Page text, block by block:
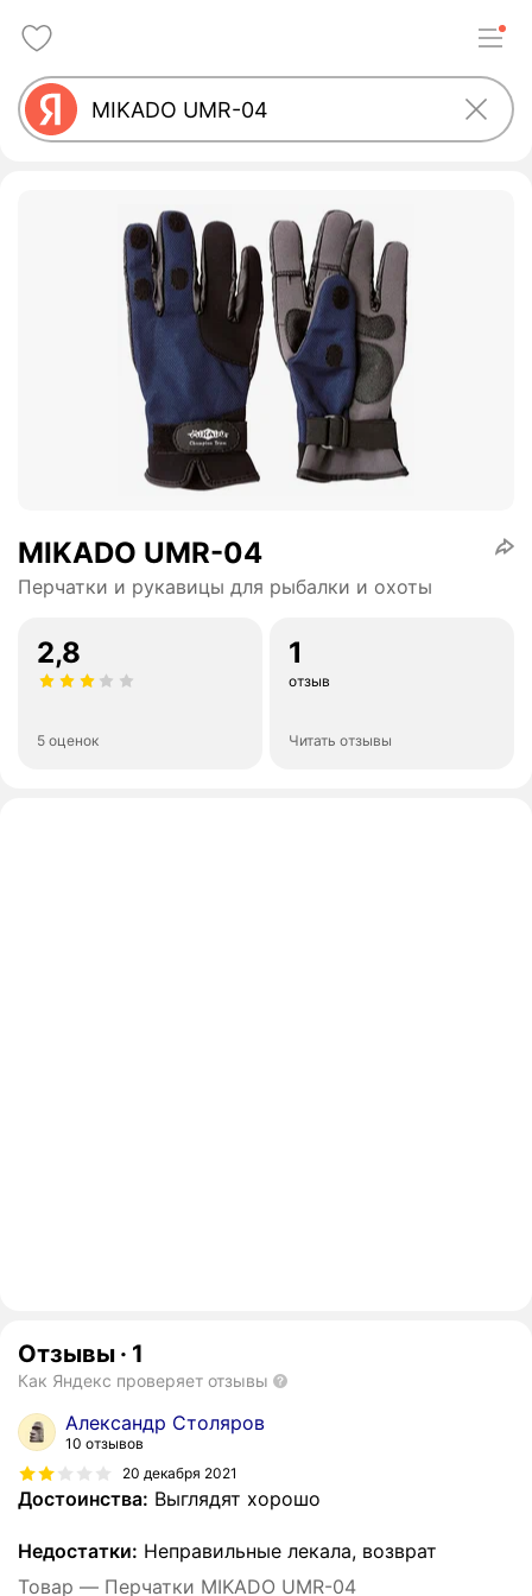
MIKADO UMR-04
Перчатки и рукавицы для рыбалки и охоты
2,8
5 оценок
1
отзыв
Читать отзывы
Отзывы · 1
Как Яндекс проверяет отзывы
Александр Столяров
10 отзывов
20 декабря 2021
Достоинства: Выглядят хорошо
Недостатки: Неправильные лекала, возврат
Товар — Перчатки MIKADO UMR-04